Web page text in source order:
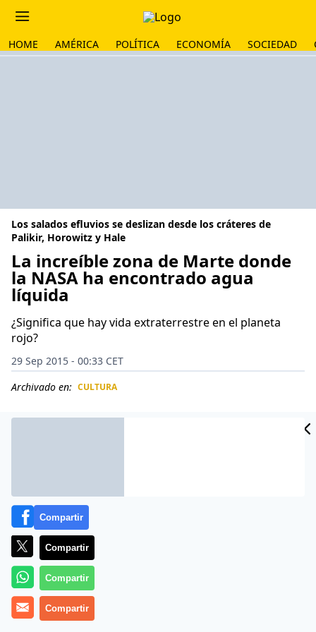
HOME AMÉRICA POLÍTICA ECONOMÍA SOCIEDAD
Los salados efluvios se deslizan desde los cráteres de
Palikir, Horowitz y Hale
La increíble zona de Marte donde
la NASA ha encontrado agua
líquida
¿Significa que hay vida extraterrestre en el planeta
rojo?
29 Sep 2015 - 00:33 CET
Archivado en: CULTURA
Más información
Compartir
Compartir
Compartir
Compartir